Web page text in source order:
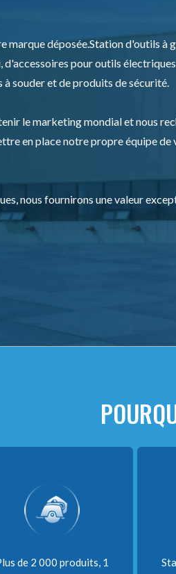
marque déposée.Station d'outils à
pour outils
à souder et de produits de sécurité.
le marketing mondial et nous
en place notre propre équipe
nous fournirons une valeur
de 2 000 produits, 1